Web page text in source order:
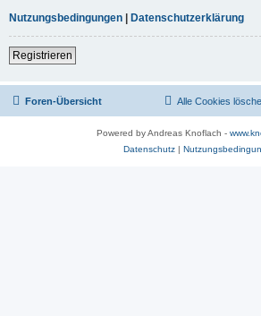
Nutzungsbedingungen | Datenschutzerklärung
Registrieren
Foren-Übersicht Alle Cookies
Powered by Andreas Knoflach -
Datenschutz|